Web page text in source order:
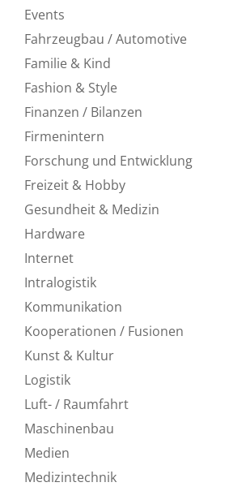
Events
Fahrzeugbau / Automotive
Familie & Kind
Fashion & Style
Finanzen / Bilanzen
Firmenintern
Forschung und Entwicklung
Freizeit & Hobby
Gesundheit & Medizin
Hardware
Internet
Intralogistik
Kommunikation
Kooperationen / Fusionen
Kunst & Kultur
Logistik
Luft- / Raumfahrt
Maschinenbau
Medien
Medizintechnik